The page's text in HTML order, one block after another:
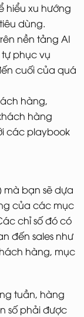
hiểu xu hướng
dùng.
nền tảng AI
phục vụ
cuối của quá
hàng,
hàng
các playbook
mà bạn sẽ dựa
của các mục
chỉ số đó có
đến sales như
hàng, mục
tuần, hàng
số phải được